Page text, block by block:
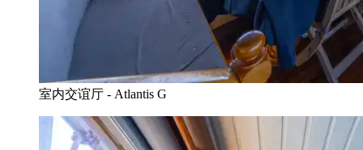
室内交谊厅 - Atlantis G